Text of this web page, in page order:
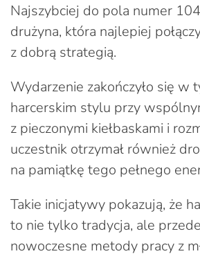
Najszybciej do pola numer
drużyna, która najlepiej
z dobrą strategią.
Wydarzenie zakończyło się w
harcerskim stylu przy
z pieczonymi kiełbaskami i
uczestnik otrzymał również
na pamiątkę tego pełnego
Takie inicjatywy pokazują, że
to nie tylko tradycja, ale
nowoczesne metody pracy z